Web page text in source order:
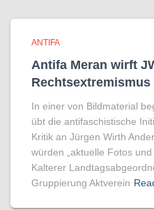
ANTIFA
Antifa Meran wirft
Rechtsextremismus
In einer von Bildmaterial
übt die antifaschistische
Kritik an Jürgen Wirth
würden „aktuelle Fotos
Kalterer
Gruppierung Aktverein